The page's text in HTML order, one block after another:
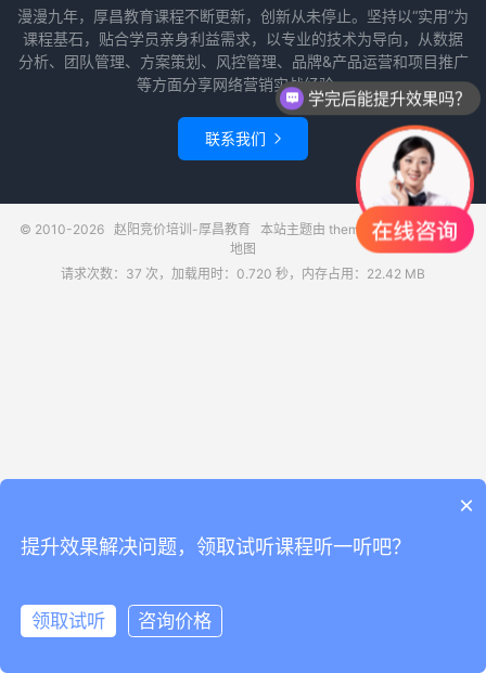
漫漫九年，厚昌教育课程不断更新，创新从未停止。坚持以“实用”为
课程基石，贴合学员亲身利益需求，以专业的技术为导向，从数据
分析、团队管理、方案策划、风控管理、品牌&产品运营和项目推广
等方面分享网络营销实战经验。
联系我们 
© 2010-2026 赵阳竞价培训-厚昌教育 本站主题由 themebetter提供网站
地图
请求次数：37 次，加载用时：0.720 秒，内存占用：22.42 MB
学完后能提升效果吗？
×
提升效果解决问题，领取试听课程听一听吧？
领取试听
咨询价格
领取试听